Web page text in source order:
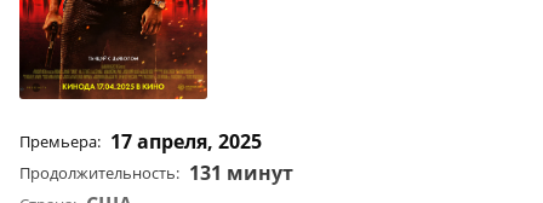
Премьера: 17 апреля, 2025
Продолжительность: 131 минут